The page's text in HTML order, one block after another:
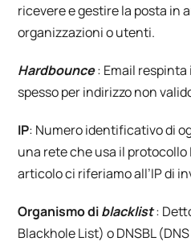
ricevere e gestire la posta in
organizzazioni o utenti.
Hardbounce: Email
spesso per indirizzo non
IP: Numero identificativo di
una rete che usa il
articolo ci riferiamo all’IP di
Organismo diblacklist:
Blackhole List) o DNSBL